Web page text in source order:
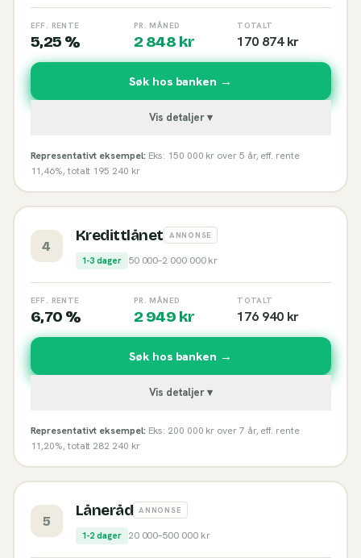
EFF. RENTE
5,25 %
PR. MÅNED
2 848 kr
TOTALT
170 874kr
Søk hos banken →
Vis detaljer ▾
Representativt eksempel: Eks: 150 000 kr over 5 år, eff. rente
11,46%, totalt 195 240 kr
4
Kredittlånet ANNONSE
1-3 dager 50 000–2 000 000kr
EFF. RENTE
6,70 %
PR. MÅNED
2 949 kr
TOTALT
176 940kr
Søk hos banken →
Vis detaljer ▾
Representativt eksempel: Eks: 200 000 kr over 7 år, eff. rente
11,20%, totalt 282 240 kr
5
Låneråd ANNONSE
1-2 dager 20 000–500 000kr